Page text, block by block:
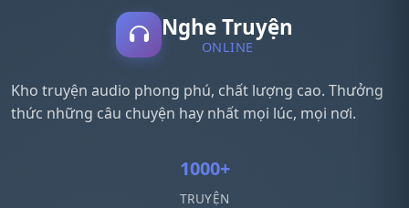
Nghe Truyện
ONLINE
Kho truyện audio phong phú, chất lượng cao. Thưởng
thức những câu chuyện hay nhất mọi lúc, mọi nơi.
1000+
TRUYỆN